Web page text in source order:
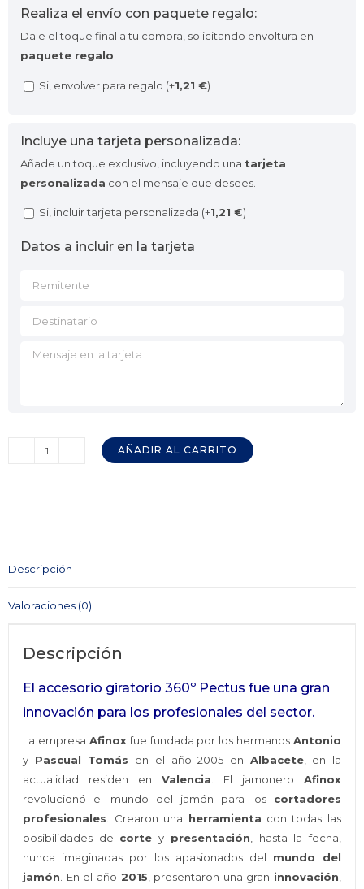
Realiza el envío con paquete regalo:
Dale el toque final a tu compra, solicitando envoltura en
paquete regalo
Si, envolver para regalo (+1,21 €)
Incluye una tarjeta personalizada:
Añade un toque exclusivo, incluyendo una tarjeta
personalizada con el mensaje que desees.
Si, incluir tarjeta personalizada (+1,21 €)
Datos a incluir en la tarjeta
cantidad
AÑADIR AL CARRITO
Descripción
Valoraciones (0)
Descripción
El accesorio giratorio 360º Pectus fue una gran
innovación para los profesionales del sector.
La empresa Afinoxfue fundada por los hermanos Antonio
y Pascual Tomás en el año 2005 en Albacete, en la
actualidad residen en Valencia. El jamonero Afinox
revolucionó el mundo del jamón para los cortadores
profesionales. Crearon una herramienta con todas las
posibilidades de corte y presentación, hasta la fecha,
nunca imaginadas por los apasionados del mundo del
jamón. En el año 2015, presentaron una gran innovación,